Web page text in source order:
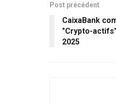
Post précédent
CaixaBank
"Crypto-
2025